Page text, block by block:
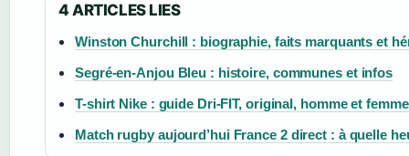
4 ARTICLES LIES
Winston Churchill : biographie, faits marquants et
Segré-en-Anjou Bleu : histoire, communes et infos
T-shirt Nike : guide Dri-FIT, original, homme et femme
Match rugby aujourd’hui France 2 direct : à quelle